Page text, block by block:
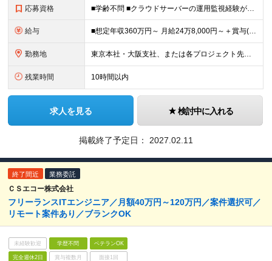
応募資格 ■学齢不問 ■クラウドサーバーの運用監視経験が1年以上ある方 【外国籍の方へ】 ※上記に加え、以下3点が必須となります。 ・設計2年以上 ・日本語能力試験（JLPT）N1の取得 ・日本国内の企業での
給与 ■想定年収360万円～ 月給24万8,000円～＋賞与(2回) ※試用期間6カ月間中の雇用形態に差異はございません。 ※固定残業代（21時間分/3万4,800円～）を含みます。超過分は別途支給いたし
勤務地 東京本社・大阪支社、または各プロジェクト先（1都3県、大阪府内）にて勤務となります。 ※勤務地は希望を考慮します。 ※転居を伴う転勤はありません。 ■東京勤務 東京本社または東京都・千葉県・埼玉県・
残業時間 10時間以内
求人を見る 検討中に入れる
掲載終了予定日： 2027.02.11
終了間近 業務委託
ＣＳエコー株式会社
フリーランスITエンジニア／月額40万円～120万円／案件選択可／
リモート案件あり／ブランクOK
未経験歓迎 学歴不問 ベテランOK
完全週休2日 賞与複数月 面接1回